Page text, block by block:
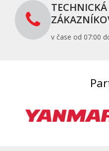
v čase od 07:00